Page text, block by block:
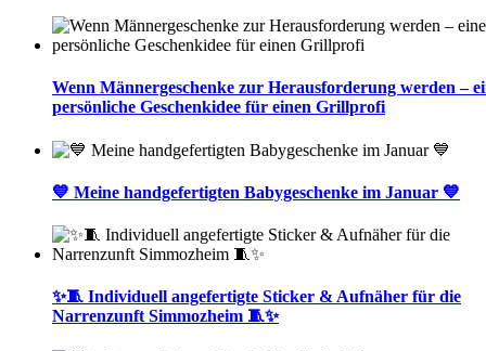
Wenn Männergeschenke zur Herausforderung werden –
persönliche Geschenkidee für einen Grillprofi
💙 Meine handgefertigten Babygeschenke im Januar 💙
✨🧵 Individuell angefertigte Sticker & Aufnäher für die
Narrenzunft Simmozheim 🧵✨